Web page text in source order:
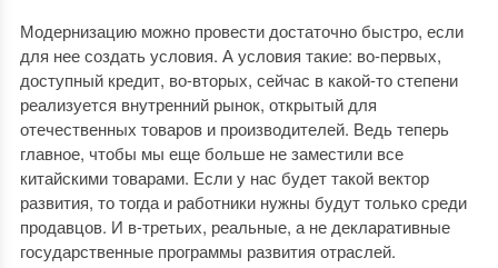
Модернизацию можно провести достаточно быстро, если
для нее создать условия. А условия такие: во-первых,
доступный кредит, во-вторых, сейчас в какой-то степени
реализуется внутренний рынок, открытый для
отечественных товаров и производителей. Ведь теперь
главное, чтобы мы еще больше не заместили все
китайскими товарами. Если у нас будет такой вектор
развития, то тогда и работники нужны будут только среди
продавцов. И в-третьих, реальные, а не декларативные
государственные программы развития отраслей.